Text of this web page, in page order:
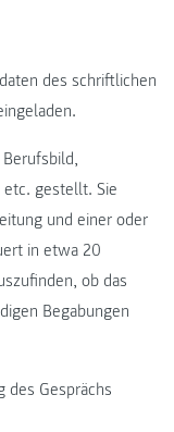
des schriftlichen
etc. gestellt. Sie
und einer oder
in etwa 20
ob das
Begabungen
des Gesprächs